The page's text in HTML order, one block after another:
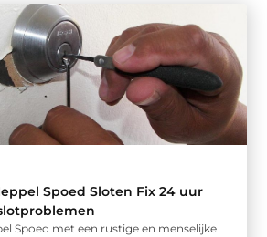
Spoed Sloten Fix 24 uur
Spoed met een rustige en menselijke